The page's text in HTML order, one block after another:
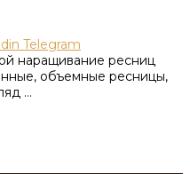
Telegram
наращивание ресниц
объемные ресницы,
...